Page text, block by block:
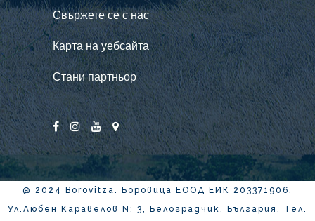
Свържете се с нас
Карта на уебсайта
Стани партньор
@ 2024 Borovitza. Боровица ЕООД ЕИК 203371906,
Ул.Любен Каравелов N: 3, Белоградчик, България, Тел.